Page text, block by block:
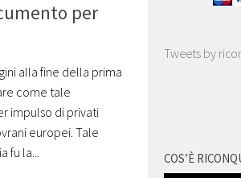
per
alla fine della prima
come tale
impulso di privati
europei. Tale
fu la...
Tweets by
COS’È